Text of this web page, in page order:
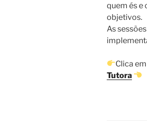
quem és e
objetivos.
As
Clica em
Tutora